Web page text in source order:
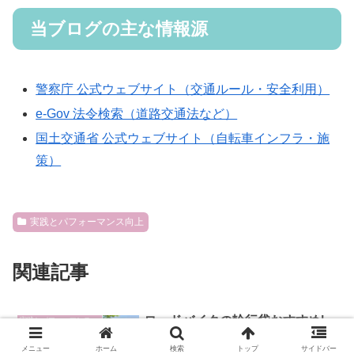
当ブログの主な情報源
警察庁 公式ウェブサイト（交通ルール・安全利用）
e-Gov 法令検索（道路交通法など）
国土交通省 公式ウェブサイト（自転車インフラ・施
策）
実践とパフォーマンス向上
関連記事
実践とパフォーマンス向上
ロードバイクの輪行袋おすすめ|
用途で選ぶと迷いにくい
メニュー ホーム 検索 トップ サイドバー